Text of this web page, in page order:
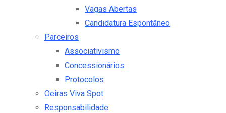
Vagas Abertas
Candidatura Espontâneo
Parceiros
Associativismo
Concessionários
Protocolos
Oeiras Viva Spot
Responsabilidade